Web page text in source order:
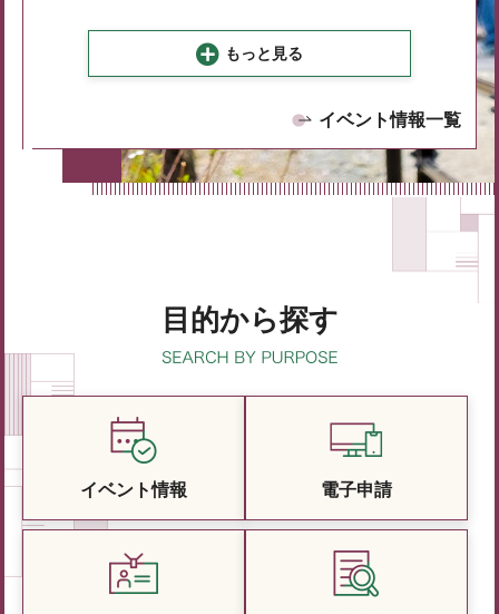
もっと見る
イベント情報一覧
目的から探す
イベント情報 電子申請